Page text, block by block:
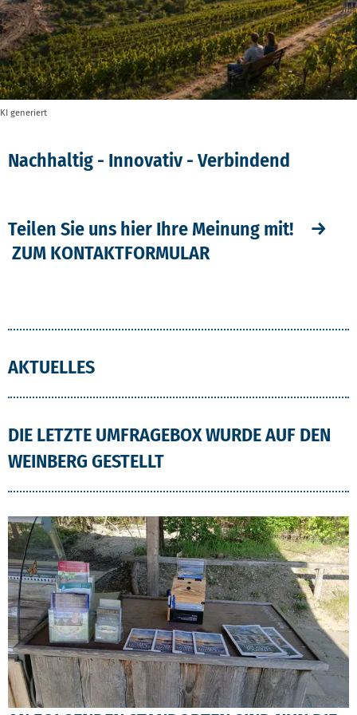
KI generiert
Nachhaltig - Innovativ - Verbindend
Teilen Sie uns hier Ihre Meinung mit! →
ZUM KONTAKTFORMULAR
AKTUELLES
DIE LETZTE UMFRAGEBOX WURDE AUF DEN
WEINBERG GESTELLT